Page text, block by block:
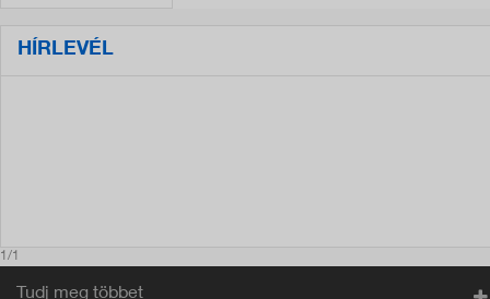
HÍRLEVÉL
1/1
Tudj meg többet